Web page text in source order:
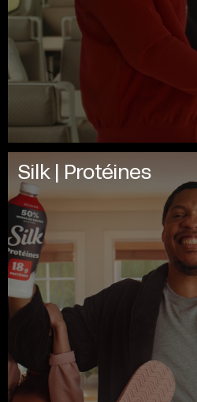
Silk | Protéines